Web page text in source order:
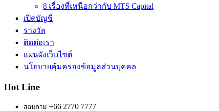
8 เรื่องที่เหนือกว่ากับ MTS Capital
เปิดบัญชี
รางวัล
ติดต่อเรา
แผนผังเว็บไซต์
นโยบายคุ้มครองข้อมูลส่วนบุคคล
Hot Line
สอบถาม +66 2770 7777